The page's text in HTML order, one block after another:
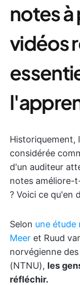
notes à
vidéos
Historiquement,
considérée
d'un auditeur
notes améliore-
? Voici ce qu'en
Selon une étude
Meer et Ruud
norvégienne
(NTNU), les
réfléchir.